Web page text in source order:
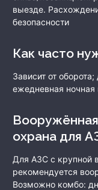
выезде.
безопасности
Как часто
Зависит от
ежедневная
Вооружённая или невооружённая
охрана для
Для АЗС с крупной
рекомендуется
Возможно комбо: